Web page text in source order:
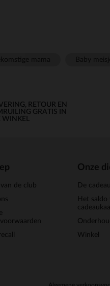
RETOUR EN
GRATIS IN
WINKEL
de club
Onze
De
Het
Winkel